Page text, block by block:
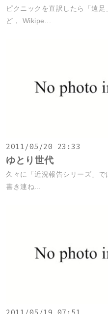
ピクニックを直訳したら「遠
ど， Wikipe...
2011/05/20 23:33
ゆとり世代
久々に「近況報告シリーズ」
書き連ね...